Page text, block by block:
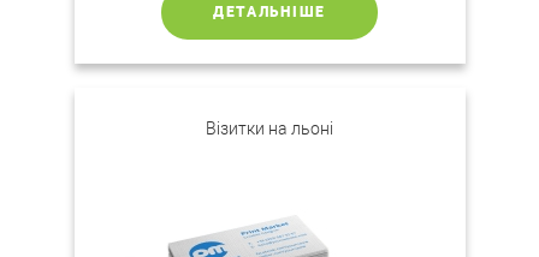
ДЕТАЛЬНІШЕ
Візитки на льоні